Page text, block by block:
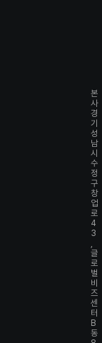
본
사
경
기
성
남
시
수
정
구
창
업
로
4
3
글
로
벌
비
즈
센
터
B
동